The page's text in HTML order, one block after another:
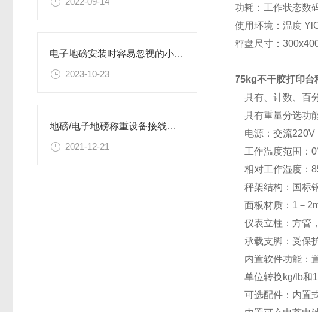
电子地磅安装时容易忽视的小细节
2023-10-23
地磅/电子地磅称重设备接线与接地知识
2021-12-21
功耗：工作状态数
使用环境：温度
秤盘尺寸：
75kg不干胶打印台
具有、计数、百
具有重量分选功能
电源：交流220V
工作温度范围：
相对工作湿度：
秤架结构：国标
面板材质：1－
仪表立柱：方管
承载支脚：受保
内置软件功能：
单位转换kg/lb和
可选配件：内置